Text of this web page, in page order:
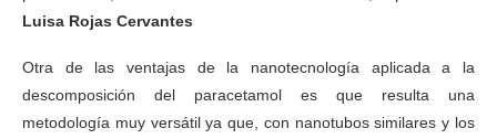
Luisa Rojas Cervantes
Otra de las ventajas de la nanotecnología aplicada a la
descomposición del paracetamol es que resulta una
metodología muy versátil ya que, con nanotubos similares y los